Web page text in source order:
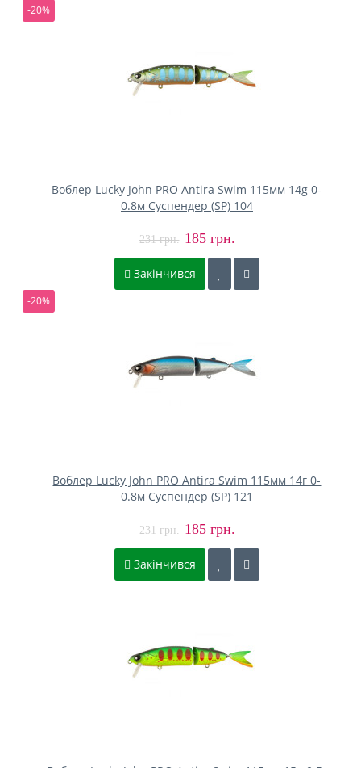
-20%
Воблер Lucky John PRO Antira Swim 115мм 14g 0-
0.8м Cуспендер (SP) 104
231 грн. 185 грн.
Закінчився
-20%
Воблер Lucky John PRO Antira Swim 115мм 14г 0-
0.8м Cуспендер (SP) 121
231 грн. 185 грн.
Закінчився